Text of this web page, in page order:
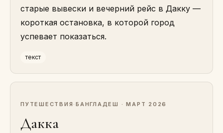
старые вывески и вечерний рейс в Дакку —
короткая остановка, в которой город
успевает показаться.
текст
ПУТЕШЕСТВИЯ ·БАНГЛАДЕШ · МАРТ 2026
Дакка